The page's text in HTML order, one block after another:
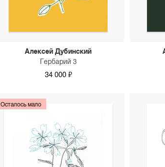
Алексей Дубинский
Гербарий 3
34 000 ₽
Осталось мало